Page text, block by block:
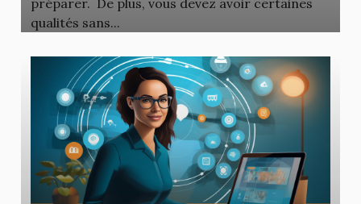
qualités sans...